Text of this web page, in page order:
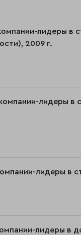
лидеры в
2009 г.
лидеры
лидеры в
лидеры в